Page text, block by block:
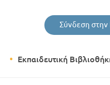
Σύνδεση στην
Εκπαιδευτική